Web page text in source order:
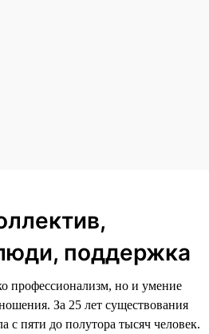
поддержка
профессионализм, но и умение
За 25 лет существования
с пяти до полутора тысяч человек.